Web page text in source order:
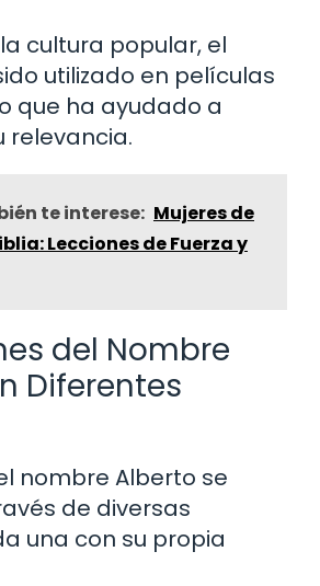
cultura popular, el
utilizado en películas
que ha ayudado a
relevancia.
te interese: Mujeres de
Lecciones de Fuerza y
del Nombre
Diferentes
nombre Alberto se
de diversas
una con su propia